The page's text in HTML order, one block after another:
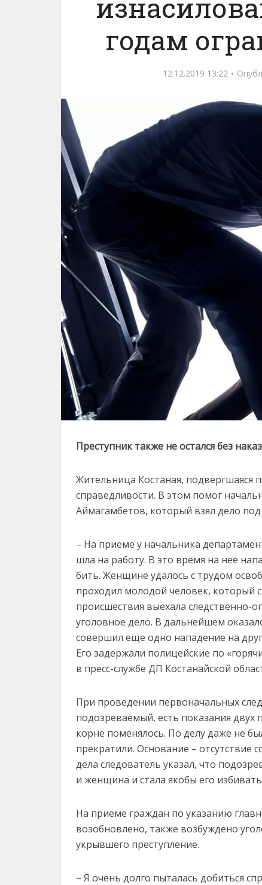
годам
12.12.2019 13:22
Преступник также не остался без
Жительница Костаная, подвергшаяся
справедливости. В этом помог
Аймагамбетов, который взял дело
– На приеме у начальника
шла на работу. В это время на нее
бить. Женщине удалось с трудом
проходил молодой человек, который
происшествия выехала следственно-
уголовное дело. В дальнейшем
совершил еще одно нападение на
Его задержали полицейские по
в пресс-службе ДП Костанайской
При проведении первоначальных
подозреваемый, есть показания
корне поменялось. По делу даже не
прекратили. Основание – отсутствие
дела следователь указал, что
и женщина и стала якобы его
На приеме граждан по указанию
возобновлено, также возбуждено
укрывшего преступление.
– Я очень долго пыталась добиться